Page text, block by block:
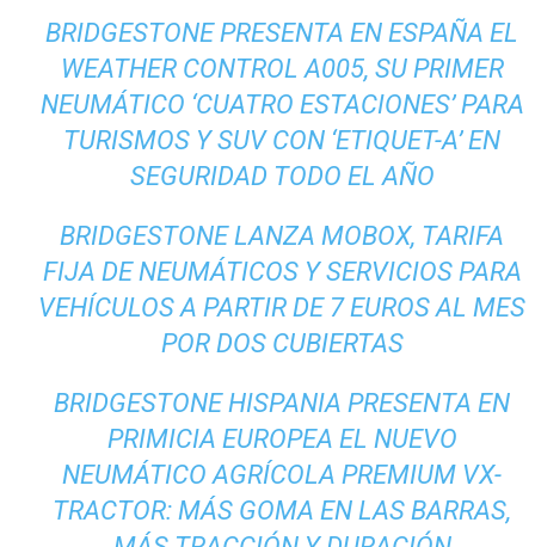
BRIDGESTONE PRESENTA EN ESPAÑA EL
WEATHER CONTROL A005, SU PRIMER
NEUMÁTICO ‘CUATRO ESTACIONES’ PARA
TURISMOS Y SUV CON ‘ETIQUET-A’ EN
SEGURIDAD TODO EL AÑO
BRIDGESTONE LANZA MOBOX, TARIFA
FIJA DE NEUMÁTICOS Y SERVICIOS PARA
VEHÍCULOS A PARTIR DE 7 EUROS AL MES
POR DOS CUBIERTAS
BRIDGESTONE HISPANIA PRESENTA EN
PRIMICIA EUROPEA EL NUEVO
NEUMÁTICO AGRÍCOLA PREMIUM VX-
TRACTOR: MÁS GOMA EN LAS BARRAS,